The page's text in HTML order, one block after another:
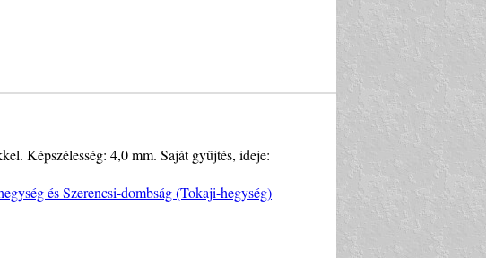
Képszélesség: 4,0 mm. Saját gyűjtés, ideje:
és Szerencsi-dombság (Tokaji-hegység)